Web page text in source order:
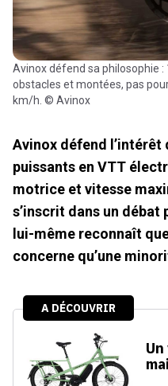
Avinox défend sa philosophie : 1 500 W de puissance pour franchir
obstacles et montées, pas
km/h. © Avinox
Avinox défend
puissants en VTT
motrice et vitesse
s’inscrit dans un débat
lui-même reconnaît
concerne qu’une